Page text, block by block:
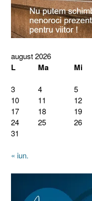
august 2026
L Ma Mi
3
4 5
10
11 12
17
18 19
24
25 26
31
« iun.